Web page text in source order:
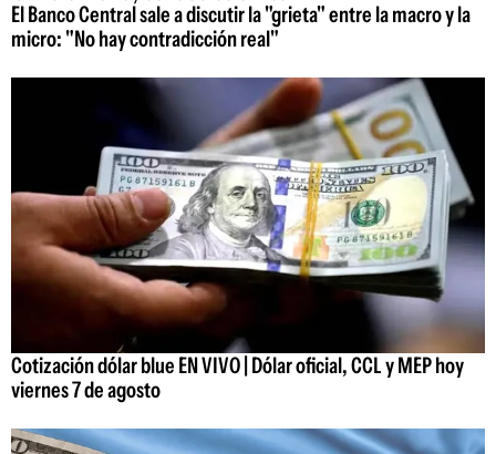
El Banco Central sale a discutir la "grieta" entre la macro y la
micro: "No hay contradicción real"
Cotización dólar blue EN VIVO | Dólar oficial, CCL y MEP hoy
viernes 7 de agosto